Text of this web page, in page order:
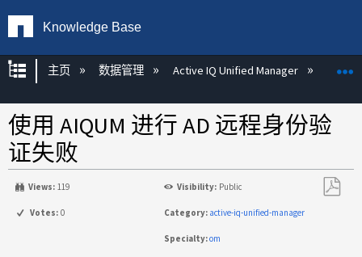
Knowledge Base
扩展/隐缩全局层次
主页 数据管理 Active IQ Unified Manager
使用 AIQUM 进行 AD 远程身份验
证失败
Views: 119 Visibility: Public
Votes: 0 Category: active-iq-unified-manager
Specialty:om